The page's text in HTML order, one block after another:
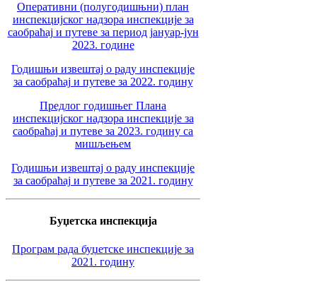
Оперативни (полугодишњни) план
инспекцијског надзора инспекције за
саобраћај и путеве за период јануар-јун
2023. године
Годишњи извештај о раду инспекције
за саобраћај и путеве за 2022. годину
Предлог годишњег Плана
инспекцијског надзора инспекције за
саобраћај и путеве за 2023. годину са
мишљењем
Годишњи извештај о раду инспекције
за саобраћај и путеве за 2021. годину
Буџетска инспекција
Програм рада буџетске инспекције за
2021. годину